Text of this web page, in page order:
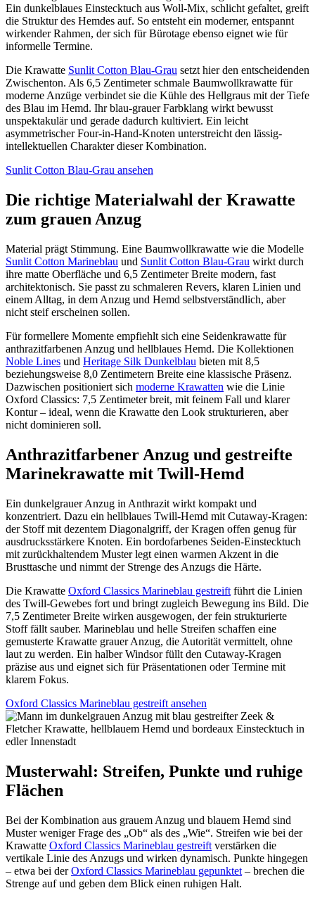
Ein dunkelblaues Einstecktuch aus Woll-Mix, schlicht gefaltet, greift
die Struktur des Hemdes auf. So entsteht ein moderner, entspannt
wirkender Rahmen, der sich für Bürotage ebenso eignet wie für
informelle Termine.
Die Krawatte Sunlit Cotton Blau-Grau setzt hier den entscheidenden
Zwischenton. Als 6,5 Zentimeter schmale Baumwollkrawatte für
moderne Anzüge verbindet sie die Kühle des Hellgraus mit der Tiefe
des Blau im Hemd. Ihr blau-grauer Farbklang wirkt bewusst
unspektakulär und gerade dadurch kultiviert. Ein leicht
asymmetrischer Four-in-Hand-Knoten unterstreicht den lässig-
intellektuellen Charakter dieser Kombination.
Sunlit Cotton Blau-Grau ansehen
Die richtige Materialwahl der Krawatte
zum grauen Anzug
Material prägt Stimmung. Eine Baumwollkrawatte wie die Modelle
Sunlit Cotton Marineblau und Sunlit Cotton Blau-Grau wirkt durch
ihre matte Oberfläche und 6,5 Zentimeter Breite modern, fast
architektonisch. Sie passt zu schmaleren Revers, klaren Linien und
einem Alltag, in dem Anzug und Hemd selbstverständlich, aber
nicht steif erscheinen sollen.
Für formellere Momente empfiehlt sich eine Seidenkrawatte für
anthrazitfarbenen Anzug und hellblaues Hemd. Die Kollektionen
Noble Lines und Heritage Silk Dunkelblau bieten mit 8,5
beziehungsweise 8,0 Zentimetern Breite eine klassische Präsenz.
Dazwischen positioniert sich moderne Krawatten wie die Linie
Oxford Classics: 7,5 Zentimeter breit, mit feinem Fall und klarer
Kontur – ideal, wenn die Krawatte den Look strukturieren, aber
nicht dominieren soll.
Anthrazitfarbener Anzug und gestreifte
Marinekrawatte mit Twill-Hemd
Ein dunkelgrauer Anzug in Anthrazit wirkt kompakt und
konzentriert. Dazu ein hellblaues Twill-Hemd mit Cutaway-Kragen:
der Stoff mit dezentem Diagonalgriff, der Kragen offen genug für
ausdrucksstärkere Knoten. Ein bordofarbenes Seiden-Einstecktuch
mit zurückhaltendem Muster legt einen warmen Akzent in die
Brusttasche und nimmt der Strenge des Anzugs die Härte.
Die Krawatte Oxford Classics Marineblau gestreift führt die Linien
des Twill-Gewebes fort und bringt zugleich Bewegung ins Bild. Die
7,5 Zentimeter Breite wirken ausgewogen, der fein strukturierte
Stoff fällt sauber. Marineblau und helle Streifen schaffen eine
gemusterte Krawatte grauer Anzug, die Autorität vermittelt, ohne
laut zu werden. Ein halber Windsor füllt den Cutaway-Kragen
präzise aus und eignet sich für Präsentationen oder Termine mit
klarem Fokus.
Oxford Classics Marineblau gestreift ansehen
Musterwahl: Streifen, Punkte und ruhige
Flächen
Bei der Kombination aus grauem Anzug und blauem Hemd sind
Muster weniger Frage des „Ob“ als des „Wie“. Streifen wie bei der
Krawatte Oxford Classics Marineblau gestreift verstärken die
vertikale Linie des Anzugs und wirken dynamisch. Punkte hingegen
– etwa bei derOxford Classics Marineblau gepunktet – brechen die
Strenge auf und geben dem Blick einen ruhigen Halt.